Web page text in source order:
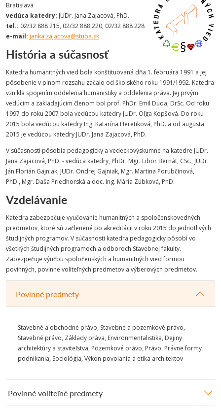
Bratislava
vedúca katedry: JUDr. Jana Zajacová, PhD.
tel.: 02/32 888 215, 02/32 888 220, 02/32 888 228
e-mail: janka.zajacova@stuba.sk
História a súčasnosť
Katedra humanitných vied bola konštituovaná dňa 1. februára 1991 a jej
pôsobenie v plnom rozsahu začalo od školského roku 1991/1992. Katedra
vznikla spojením oddelenia humanistiky a oddelenia práva. Jej prvým
vedúcim a zakladajúcim členom bol prof. PhDr. Emil Duda, DrSc. Od roku
1997 do roku 2007 bola vedúcou katedry JUDr. Oľga Kopšová. Do roku
2015 bola vedúcou katedry Ing. Katarína Heretiková, PhD. a od augusta
2015 je vedúcou katedry JUDr. Jana Zajacová, PhD.
V súčasnosti pôsobia pedagogicky a vedeckovýskumne na katedre JUDr.
Jana Zajacová, PhD. - vedúca katedry, PhDr. Mgr. Libor Bernát, CSc., JUDr.
Ján Florián Gajniak, JUDr. Ondrej Gajniak, Mgr. Martina Porubčinová,
PhD., Mgr. Daša Priedhorská a doc. Ing. Mária Zúbková, PhD.
Vzdelávanie
Katedra zabezpečuje vyučovanie humanitných a spoločenskovedných
predmetov, ktoré sú začlenené po akreditácii v roku 2015 do jednotlivých
študijných programov. V súčasnosti katedra pedagogicky pôsobí vo
všetkých študijných programoch a odboroch Stavebnej fakulty.
Zabezpečuje výučbu spoločenských a humanitných vied formou
povinných, povinne voliteľných predmetov a výberových predmetov.
Povinné predmety
Stavebné a obchodné právo, Stavebné a pozemkové právo,
Stavebné právo, Základy práva, Environmentalistika, Dejiny
architektúry a staviteľstva, Pozemkové právo, Právo, Právne formy
podnikania, Sociológia, Výkon povolania a etika architektov
Povinné voliteľné predmety